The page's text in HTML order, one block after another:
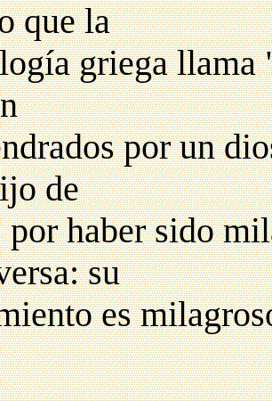
que la
griega llama
por un
de
haber sido
su
es